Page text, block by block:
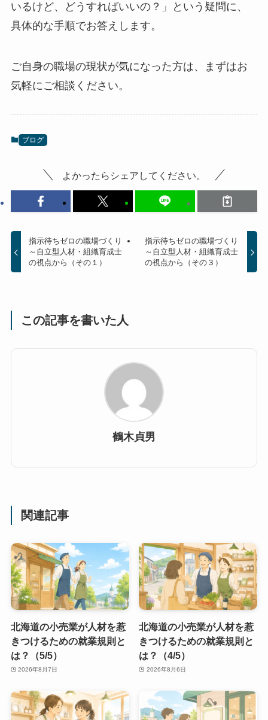
いるけど、どうすればいいの？」という疑問に、
具体的な手順でお答えします。
ご自身の職場の現状が気になった方は、まずはお
気軽にご相談ください。
ブログ
よかったらシェアしてください。
指示待ちゼロの職場づくり
～自立型人材・組織育成士
の視点から（その１）
指示待ちゼロの職場づくり
～自立型人材・組織育成士
の視点から（その３）
この記事を書いた人
鶴木貞男
関連記事
北海道の小売業が人材を惹
きつけるための就業規則と
は？（5/5）
2026年8月7日
北海道の小売業が人材を惹
きつけるための就業規則と
は？（4/5）
2026年8月6日